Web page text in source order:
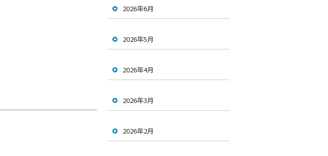
2026年6月
2026年5月
2026年4月
2026年3月
2026年2月